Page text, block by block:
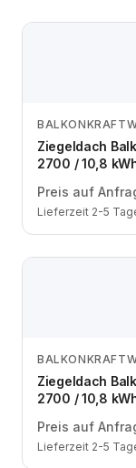
Ziegeldach
2700 / 10,8
Preis auf
Lieferzeit 2-5
Ziegeldach
2700 / 10,8
Preis auf
Lieferzeit 2-5